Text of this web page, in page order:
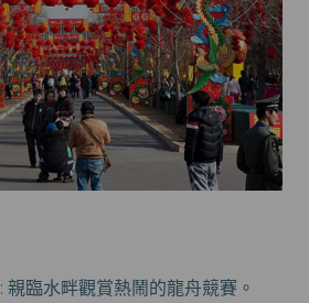
: 親臨水畔觀賞熱鬧的龍舟競賽。